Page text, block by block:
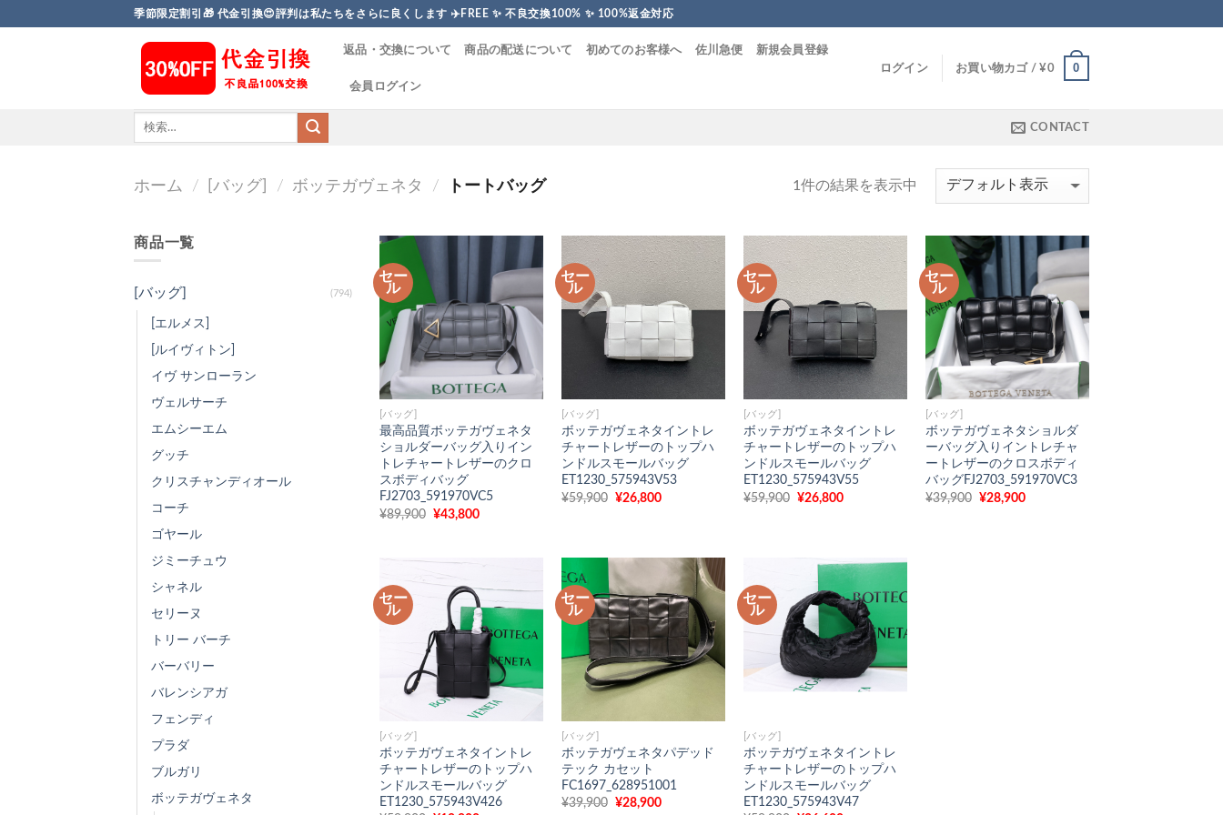
季節限定割引🎁 代金引換😍評判は私たちをさらに良くします ✈️FREE ✨ 不良交換100% ✨ 100%返金対応
返品・交換について 商品の配送について 初めてのお客様へ 佐川急便 新規会員登録
会員ログイン
ログイン お買い物カゴ /¥0 0
CONTACT
ホーム / [バッグ] / ボッテガヴェネタ / トートバッグ 1件の結果を表示中
商品一覧
[バッグ] (794)
[エルメス]
[ルイヴィトン]
イヴ サンローラン
ヴェルサーチ
エムシーエム
グッチ
クリスチャンディオール
コーチ
ゴヤール
ジミーチュウ
シャネル
セリーヌ
トリー バーチ
バーバリー
バレンシアガ
フェンディ
プラダ
ブルガリ
ボッテガヴェネタ
セー
ル
[バッグ]
最高品質ボッテガヴェネタ
ショルダーバッグ入りイン
トレチャートレザーのクロ
スボディバッグ
FJ2703_591970VC5
¥89,900 元
¥89,900
で
た。
¥43,800現
格
¥43,800
で
す。
セー
ル
[バッグ]
ボッテガヴェネタイントレ
チャートレザーのトップハ
ンドルスモールバッグ
ET1230_575943V53
¥59,900 元
¥59,900
で
し
た。
¥26,800現
は
¥26,800
で
す。
セー
ル
[バッグ]
ボッテガヴェネタイントレ
チャートレザーのトップハ
ンドルスモールバッグ
ET1230_575943V55
¥59,900 元
¥59,900
た。
¥26,800現
は
¥26,800
す。
セー
ル
[バッグ]
ボッテガヴェネタショルダ
ーバッグ入りイントレチャ
ートレザーのクロスボディ
バッグFJ2703_591970VC3
¥39,900 元
¥28,900現
セー
ル
[バッグ]
ボッテガヴェネタイントレ
チャートレザーのトップハ
ンドルスモールバッグ
ET1230_575943V426
セー
ル
[バッグ]
ボッテガヴェネタパデッド
テック カセット
FC1697_628951001
¥39,900 元
¥28,900現
セー
ル
[バッグ]
ボッテガヴェネタイントレ
チャートレザーのトップハ
ンドルスモールバッグ
ET1230_575943V47